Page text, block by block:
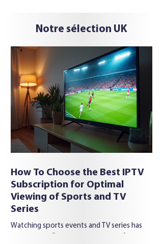
spectaculaire. Pourtant, lorsqu’on se
retrouve le soir devant son écran, la
question est beaucoup plus simple : est-ce
que ça fonctionne vraiment ? Les usages
ont changé. Les téléspectateurs veulent
désormais une expéri
Notre sélection UK
How To Choose the Best IPTV
Subscription for Optimal
Viewing of Sports and TV
Series
Watching sports events and TV series has